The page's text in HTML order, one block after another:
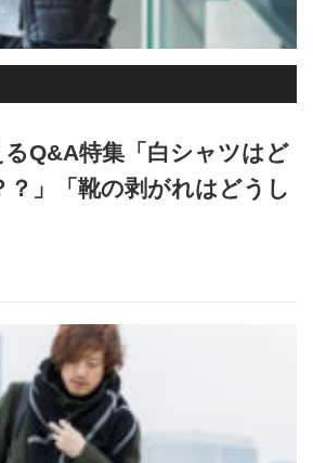
Q&A特集「白シャツはど
」「靴の剥がれはどうし